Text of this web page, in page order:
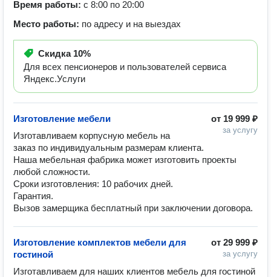
Время работы: с 8:00 по 20:00
Место работы: по адресу и на выездах
Скидка 10%
Для всех пенсионеров и пользователей сервиса
Яндекс.Услуги
от 19 999 ₽
за услугу
Изготовление мебели
Изготавливаем корпусную мебель на
заказ по индивидуальным размерам клиента.
Наша мебельная фабрика может изготовить проекты
любой сложности.
Сроки изготовления: 10 рабочих дней.
Гарантия.
Вызов замерщика бесплатный при заключении договора.
от 29 999 ₽
за услугу
Изготовление комплектов мебели для
гостиной
Изготавливаем для наших клиентов мебель для гостиной